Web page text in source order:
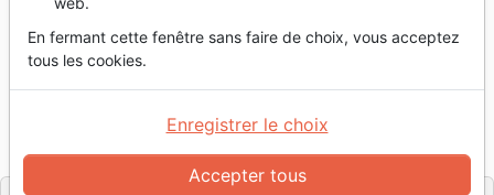
Comprendre la prophétie selon une
interprétation littérale, grammaticale et
historique
Auteur :Gilles Despins
PC4323 EAN9782924743232
EditeurImpact Académia
En fermant cette fenêtre sans faire de choix, vous acceptez
tous les cookies.
Accepter tous
Enregistrer le choix